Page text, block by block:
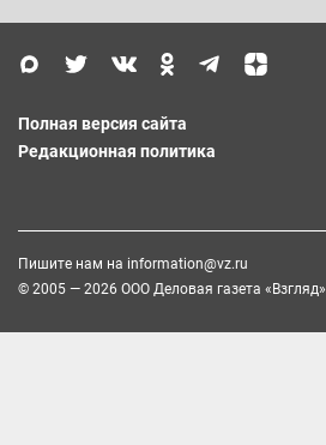
Полная версия сайта
Редакционная политика
Пишите нам на information@vz.ru
© 2005 — 2026 ООО Деловая газета «Взгляд»